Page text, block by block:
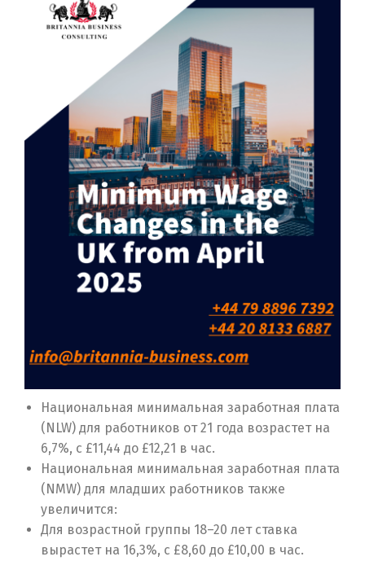
Национальная минимальная заработная плата
(NLW) для работников от 21 года возрастет на
6,7%, с £11,44 до £12,21 в час.
Национальная минимальная заработная плата
(NMW) для младших работников также
увеличится:
Для возрастной группы 18–20 лет ставка
вырастет на 16,3%, с £8,60 до £10,00 в час.